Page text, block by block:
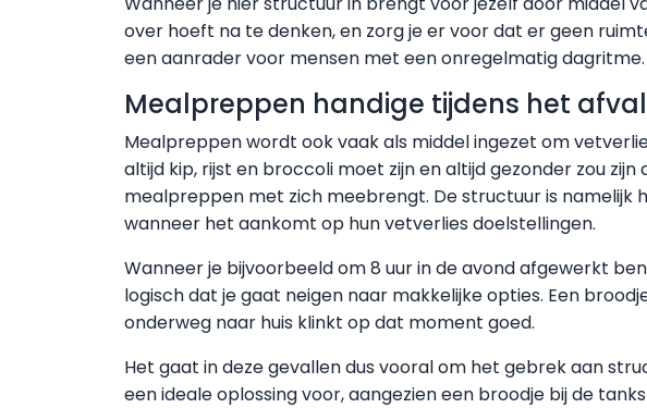
over hoeft na te denken, en zorg je er voor dat er geen
een aanrader voor mensen met een onregelmatig dagritme.
Mealpreppen handige tijdens het
Mealpreppen wordt ook vaak als middel ingezet om
altijd kip, rijst en broccoli moet zijn en altijd gezonder zou
mealpreppen met zich meebrengt. De structuur is namelijk
wanneer het aankomt op hun vetverlies doelstellingen.
Wanneer je bijvoorbeeld om 8 uur in de avond afgewerkt
logisch dat je gaat neigen naar makkelijke opties. Een
onderweg naar huis klinkt op dat moment goed.
Het gaat in deze gevallen dus vooral om het gebrek aan
een ideale oplossing voor, aangezien een broodje bij de